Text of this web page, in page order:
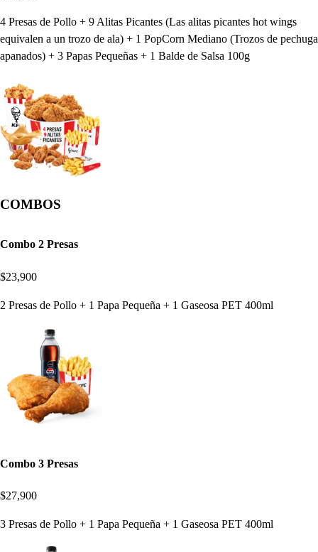
4 Presas de Pollo + 9 Alitas Picantes (Las alitas picantes hot wings
equivalen a un trozo de ala) + 1 PopCorn Mediano (Trozos de pechuga
apanados) + 3 Papas Pequeñas + 1 Balde de Salsa 100g
COMBOS
Combo 2 Presas
$23,900
2 Presas de Pollo + 1 Papa Pequeña + 1 Gaseosa PET 400ml
Combo 3 Presas
$27,900
3 Presas de Pollo + 1 Papa Pequeña + 1 Gaseosa PET 400ml